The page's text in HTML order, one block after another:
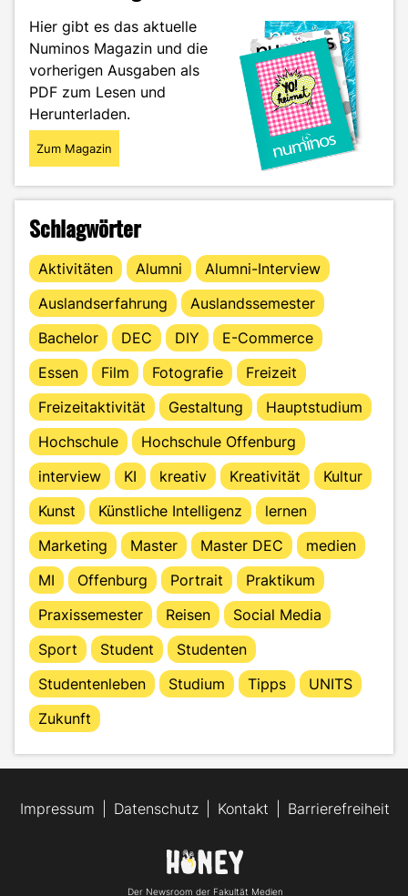
Tools
für
deinen
Alltag"
Hier gibt es das aktuelle
Numinos Magazin und die
vorherigen Ausgaben als
PDF zum Lesen und
Herunterladen.
Zum Magazin
Schlagwörter
Aktivitäten Alumni
Alumni-Interview
Auslandserfahrung
Auslandssemester
Bachelor
DEC DIY
E-Commerce
Essen
Film Fotografie
Freizeit
Freizeitaktivität
Gestaltung
Hauptstudium
Hochschule
Hochschule Offenburg
interview
KI kreativ Kreativität
Kultur
Kunst
Künstliche Intelligenz
lernen
Marketing
Master Master DEC
medien
MI
Offenburg Portrait
Praktikum
Praxissemester
Reisen
Social Media
Sport
Student
Studenten
Studentenleben
Studium Tipps
UNITS
Zukunft
Der Newsroom der Fakultät Medien
Impressum Datenschutz Kontakt Barrierefreiheit